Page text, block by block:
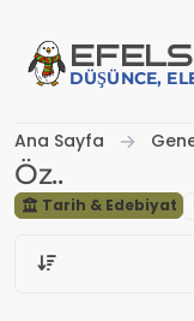
EFE
DÜŞÜNCE,
Ana Sayfa
Öz..
Tarih & Edebiyat